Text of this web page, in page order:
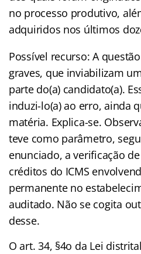
no processo produtivo,
adquiridos nos últimos
Possível recurso: A
graves, que inviabilizam
parte do(a) candidato(a).
induzi-lo(a) ao erro, ainda
matéria. Explica-se.
teve como parâmetro,
enunciado, a verificação
créditos do ICMS
permanente no
auditado. Não se cogita
desse.
O art. 34, §4o da Lei